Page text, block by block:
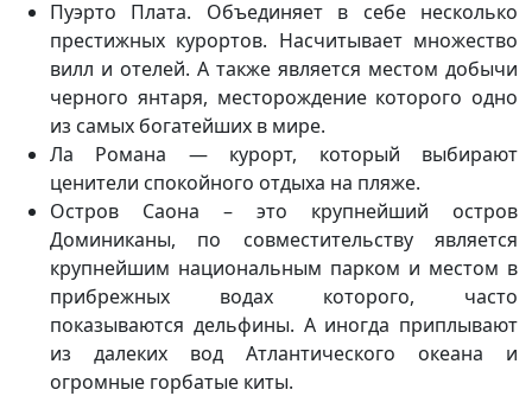
Пуэрто Плата. Объединяет в себе несколько
престижных курортов. Насчитывает множество
вилл и отелей. А также является местом добычи
черного янтаря, месторождение которого одно
из самых богатейших в мире.
Ла Романа — курорт, который выбирают
ценители спокойного отдыха на пляже.
Остров Саона – это крупнейший остров
Доминиканы, по совместительству является
крупнейшим национальным парком и местом в
прибрежных водах которого, часто
показываются дельфины. А иногда приплывают
из далеких вод Атлантического океана и
огромные горбатые киты.